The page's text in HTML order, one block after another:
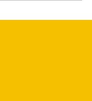
Settings
Soziologie immer
in
ein blinder
dieser Lücke